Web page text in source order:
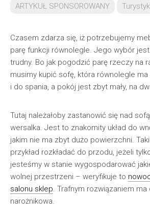
ARTYKUŁ SPONSOROWANY
Czasem zdarza się, iż potrzebujemy
parę funkcji równolegle. Jego wybór
trudny. Bo jak pogodzić parę rzeczy na
musimy kupić sofę, która równolegle ma
i do spania, a pokój jest zbyt mały, na
Tutaj należałoby zastanowić się nad
wersalka. Jest to znakomity układ do
jakim nie ma zbyt dużo powierzchni.
przykład rozkładać do przodu, jeżeli
jesteśmy w stanie wygospodarować
wolnej przestrzeni – weryfikuje to
salonu sklep. Trafnym rozwiązaniem
narożnikowa.